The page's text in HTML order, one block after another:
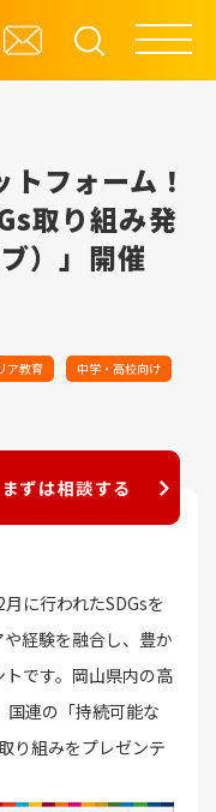
フォーム！
取り組み発
）」開催
ア教育 中学・高校向け
まずは相談する
に行われたSDGsを
経験を融合し、豊か
です。岡山県内の高
国連の「持続可能な
り組みをプレゼンテ